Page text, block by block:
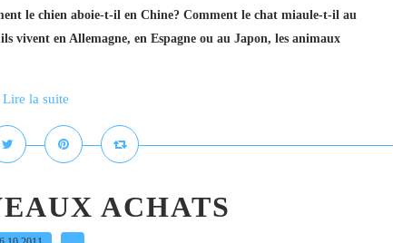
le chien aboie-t-il en Chine? Comment le chat miaule-t-il au
vivent en Allemagne, en Espagne ou au Japon, les animaux
Lire la suite
ACHATS